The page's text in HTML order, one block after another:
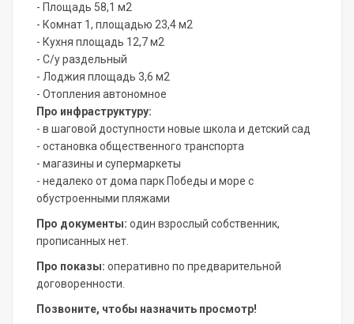
- Площадь 58,1 м2
- Комнат 1, площадью 23,4 м2
- Кухня площадь 12,7 м2
- С/у раздельный
- Лоджия площадь 3,6 м2
- Отопления автономное
Про инфраструктуру:
- в шаговой доступности новые школа и детский сад
- остановка общественного транспорта
- магазины и супермаркеты
- недалеко от дома парк Победы и море с
обустроенными пляжами
Про документы: один взрослый собственник,
прописанных нет.
Про показы: оперативно по предварительной
договоренности.
Позвоните, чтобы назначить просмотр!